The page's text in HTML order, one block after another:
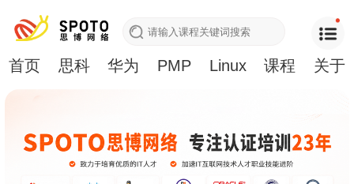
首页 思科 华为 PMP Linux 课程 关于